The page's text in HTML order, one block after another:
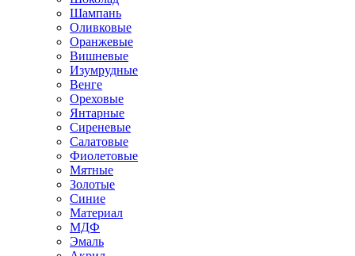
Шампань
Оливковые
Оранжевые
Вишневые
Изумрудные
Венге
Ореховые
Янтарные
Сиреневые
Салатовые
Фиолетовые
Мятные
Золотые
Синие
Материал
МДФ
Эмаль